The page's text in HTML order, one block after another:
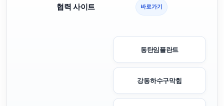
협력 사이트 바로가기
동탄임플란트
강동하수구막힘